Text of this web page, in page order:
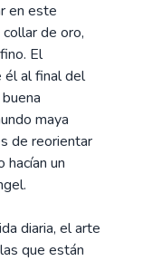
en este
de oro,
El
él al final del
maya
de reorientar
hacían un
diaria, el arte
que están